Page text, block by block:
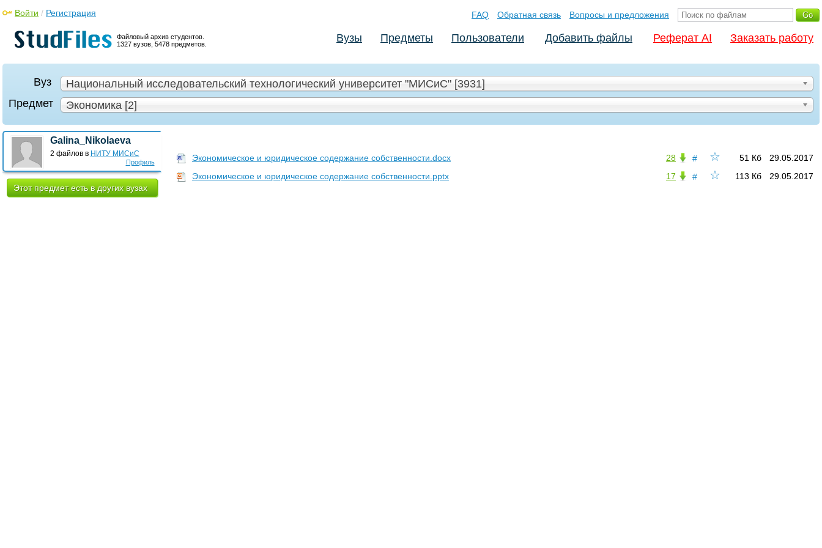
Файловый архив студентов.
1327 вузов, 5478 предметов.
Войти / Регистрация FAQ Обратная связь Вопросы и предложения
Вузы Предметы Пользователи Добавить файлы Реферат AI Заказать работу
Вуз
Национальный исследовательский технологический университет "МИСиС" [3931]
Предмет
Экономика [2]
Профиль
Galina_Nikolaeva
2 файлов в НИТУ МИСиС
Этот предмет есть в других вузах
☆
# 29.05.2017
51 Кб
28
Экономическое и юридическое содержание собственности.docx
☆
# 29.05.2017
113 Кб
17
Экономическое и юридическое содержание собственности.pptx